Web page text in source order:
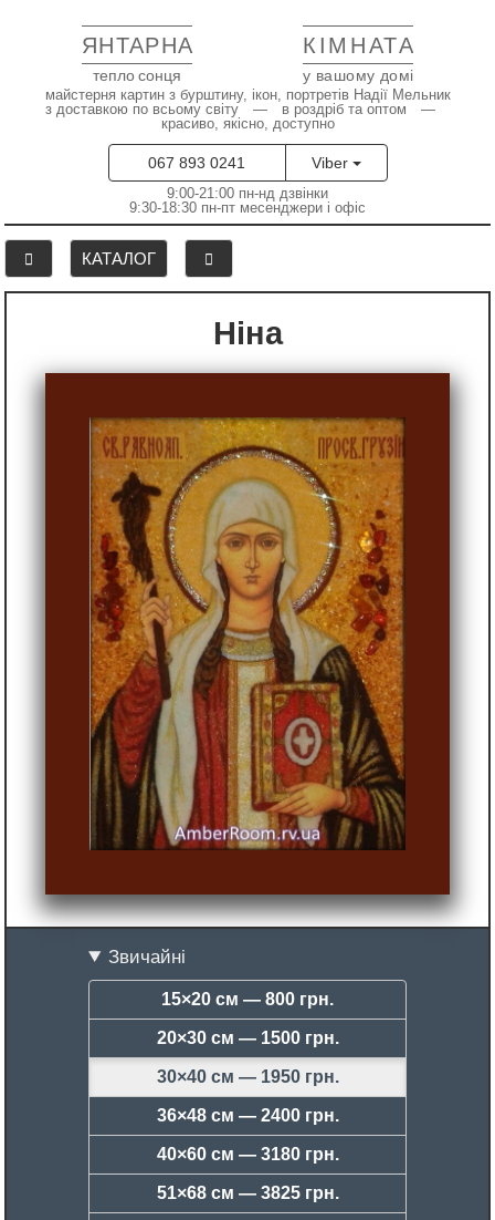
ЯНТАРНА КІМНАТА
тепло сонця у вашому домі
майстерня картин з бурштину, ікон, портретів Надії Мельник
з доставкою по всьому світу — в роздріб та оптом —
красиво, якісно, доступно
067 893 0241 Viber
9:00-21:00 пн-нд дзвінки
9:30-18:30 пн-пт месенджери і офіс
КАТАЛОГ
Ніна
Звичайні
15×20 см — 800 грн.
20×30 см — 1500 грн.
30×40 см — 1950 грн.
36×48 см — 2400 грн.
40×60 см — 3180 грн.
51×68 см — 3825 грн.